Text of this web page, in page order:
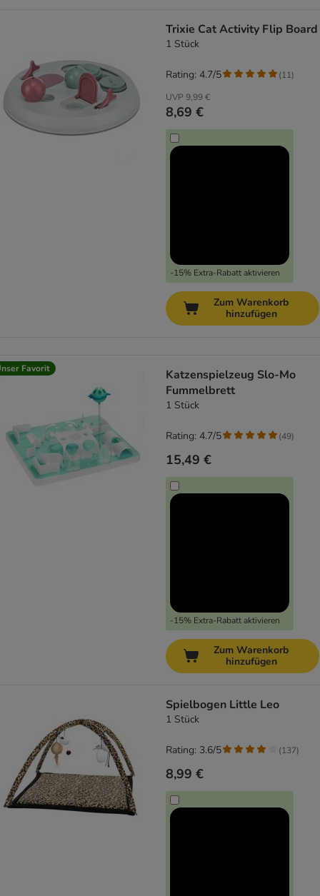
Trixie Cat Activity Flip Board
1 Stück
UVP 9,99 €
8,69 €
-15% Extra-Rabatt aktivieren
Rating: 4.7/5 (11)
Zum Warenkorb
hinzufügen
Favorit
Katzenspielzeug Slo-Mo
Fummelbrett
1 Stück
15,49 €
-15% Extra-Rabatt aktivieren
Rating: 4.7/5 (49)
Zum Warenkorb
hinzufügen
Spielbogen Little Leo
1 Stück
8,99 €
Rating: 3.6/5 (137)